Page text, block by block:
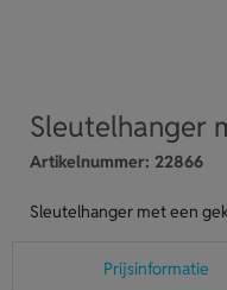
Sleutelhanger
Artikelnummer: 22866
Sleutelhanger met een
Prijsinformatie